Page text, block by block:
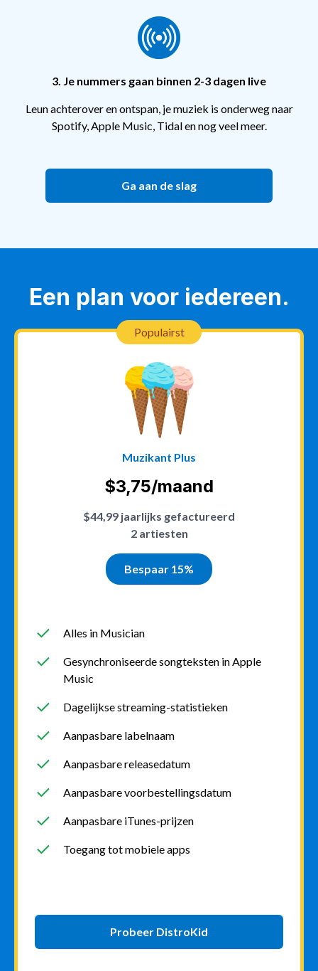
3. Je nummers gaan binnen 2-3 dagen live
Leun achterover en ontspan, je muziek is onderweg naar
Spotify, Apple Music, Tidal en nog veel meer.
Ga aan de slag
Een plan voor iedereen.
Populairst
Muzikant Plus
$3,75/maand
$44,99 jaarlijks gefactureerd
2 artiesten
Bespaar 15%
Alles in Musician
Gesynchroniseerde songteksten in Apple
Music
Dagelijkse streaming-statistieken
Aanpasbare labelnaam
Aanpasbare releasedatum
Aanpasbare voorbestellingsdatum
Aanpasbare iTunes-prijzen
Toegang tot mobiele apps
Probeer DistroKid